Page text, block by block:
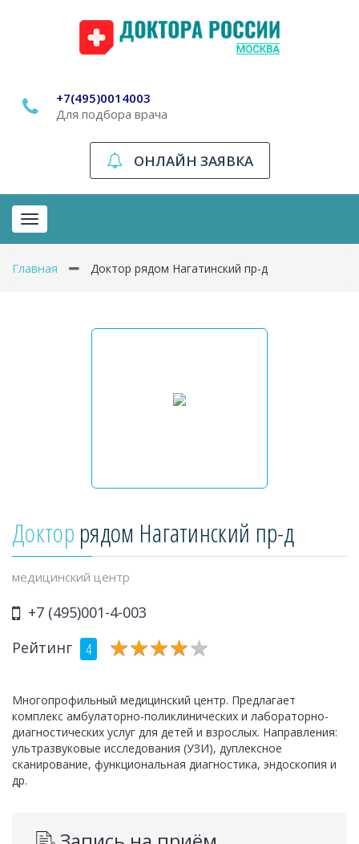
+7(495)0014003
Для подбора врача
ОНЛАЙН ЗАЯВКА
Toggle
navigation
Главная Доктор рядом Нагатинский пр-д
Доктор рядом Нагатинский пр-д
медицинский центр
+7 (495)001-4-003
Рейтинг
4 ★★★★★
★★★★★
Многопрофильный медицинский центр. Предлагает
комплекс амбулаторно-поликлинических и лабораторно-
диагностических услуг для детей и взрослых. Направления:
ультразвуковые исследования (УЗИ), дуплексное
сканирование, функциональная диагностика, эндоскопия и
др.